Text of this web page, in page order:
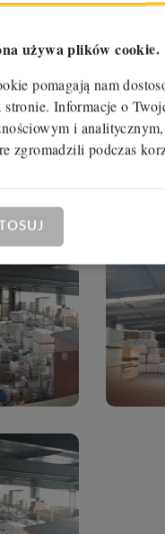
używa plików cookie.
pomagają nam
stronie. Informacje o
i
zgromadzili podczas